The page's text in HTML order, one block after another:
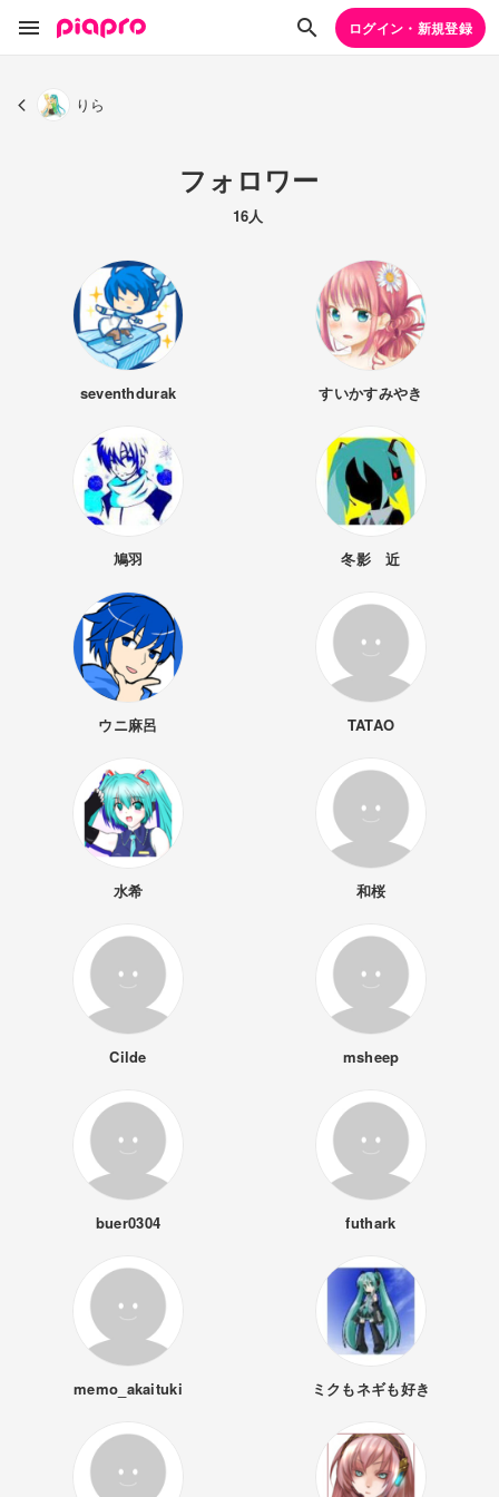
ログイン・新規登録
りら
フォロワー
16人
seventhdurak すいかすみやき
鳩羽 冬影 近
ウニ麻呂 TATAO
水希 和桜
Cilde msheep
buer0304 futhark
memo_akaituki ミクもネギも好き